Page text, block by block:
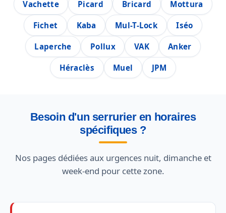
Vachette Picard Bricard Mottura
Fichet Kaba Mul-T-Lock Iséo
Laperche Pollux VAK Anker
Héraclès Muel JPM
Besoin d'un serrurier en horaires
spécifiques ?
Nos pages dédiées aux urgences nuit, dimanche et
week-end pour cette zone.